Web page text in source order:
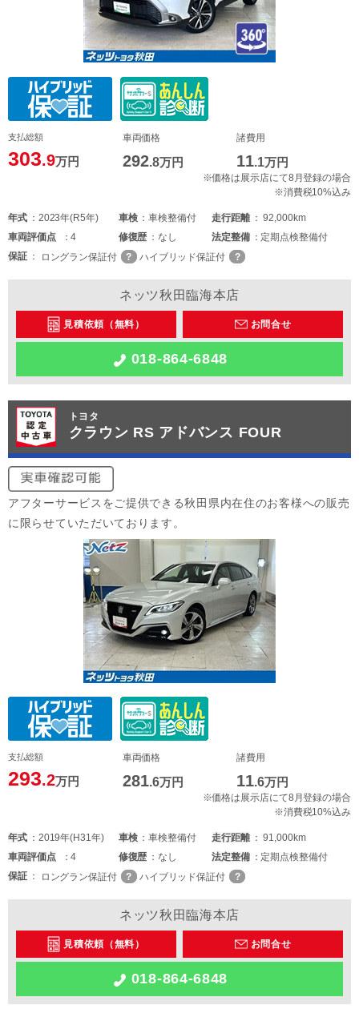
支払総額
303.9万円
車両価格
292.8万円
諸費用
11.1万円
※価格は展示店にて8月登録の場合
※消費税10%込み
年式 2023年(R5年) 車検 車検整備付 走行距離
92,000km
車両評価点 4 修復歴 なし 法定整備
定期点検整備付
保証
ロングラン保証付 ハイブリッド保証付
ネッツ秋田臨海本店
見積依頼（無料） お問合せ
018-864-6848
トヨタ
クラウン RS アドバンス FOUR
アフターサービスをご提供できる秋田県内在住のお客様への販売
に限らせていただいております。
支払総額
293.2万円
車両価格
281.6万円
諸費用
11.6万円
※価格は展示店にて8月登録の場合
※消費税10%込み
年式 2019年(H31年) 車検 車検整備付 走行距離
91,000km
車両評価点 4 修復歴 なし 法定整備
定期点検整備付
保証
ロングラン保証付 ハイブリッド保証付
ネッツ秋田臨海本店
見積依頼（無料） お問合せ
018-864-6848